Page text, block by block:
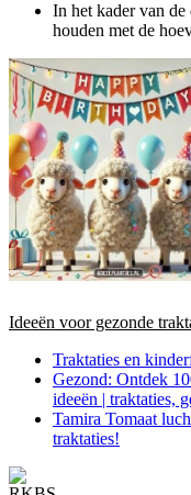
In het kader van
houden met de
Ideeën voor gezonde
Traktaties en
Gezond: Ontdek
ideeën | traktaties,
Tamira Tomaat
traktaties!